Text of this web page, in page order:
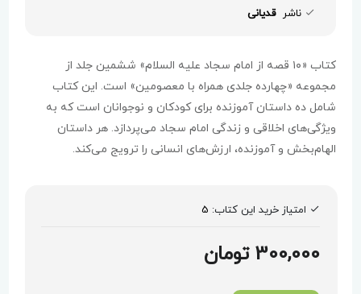
ناشر قدیانی
کتاب «۱۰ قصه از امام سجاد علیه السلام» ششمین جلد از
مجموعه «چهارده جلدی همراه با معصومین» است. این کتاب
شامل ده داستان آموزنده برای کودکان و نوجوانان است که به
ویژگی‌های اخلاقی و زندگی امام سجاد می‌پردازد. هر داستان
الهام‌بخش و آموزنده، ارزش‌های انسانی را ترویج می‌کند.
امتیاز خرید این کتاب: 5
300,000 تومان